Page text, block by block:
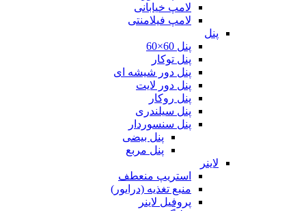
لامپ خیابانی
لامپ فیلامنتی
پنل
پنل 60×60
پنل توکار
پنل دور شیشه ای
پنل دور لایت
پنل روکار
پنل سیلندری
پنل سنسوردار
پنل بیضی
پنل مربع
لاینر
استریپ منعطف
منبع تغذیه (درایور)
پروفیل لاینر